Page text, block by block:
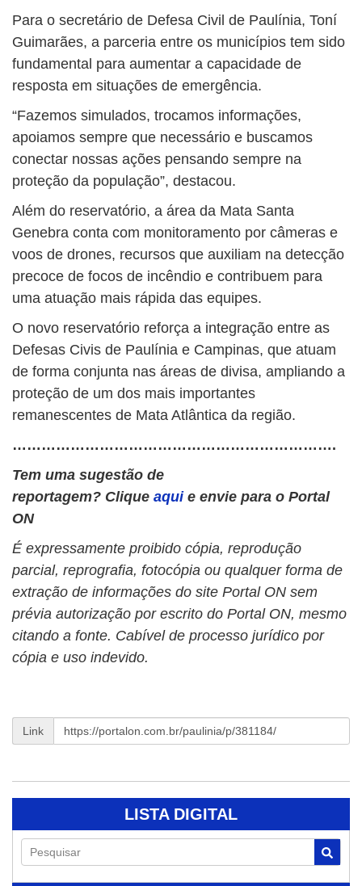
Para o secretário de Defesa Civil de Paulínia, Toní
Guimarães, a parceria entre os municípios tem sido
fundamental para aumentar a capacidade de
resposta em situações de emergência.
“Fazemos simulados, trocamos informações,
apoiamos sempre que necessário e buscamos
conectar nossas ações pensando sempre na
proteção da população”, destacou.
Além do reservatório, a área da Mata Santa
Genebra conta com monitoramento por câmeras e
voos de drones, recursos que auxiliam na detecção
precoce de focos de incêndio e contribuem para
uma atuação mais rápida das equipes.
O novo reservatório reforça a integração entre as
Defesas Civis de Paulínia e Campinas, que atuam
de forma conjunta nas áreas de divisa, ampliando a
proteção de um dos mais importantes
remanescentes de Mata Atlântica da região.
………………………………………………………….
Tem uma sugestão de
reportagem? Clique aqui e envie para o Portal
ON
É expressamente proibido cópia, reprodução
parcial, reprografia, fotocópia ou qualquer forma de
extração de informações do site Portal ON sem
prévia autorização por escrito do Portal ON, mesmo
citando a fonte. Cabível de processo jurídico por
cópia e uso indevido.
Link
LISTA DIGITAL
Pesquisar